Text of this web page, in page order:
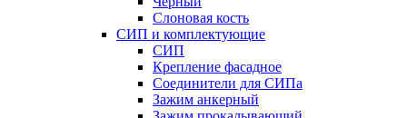
Слоновая кость
СИП и комплектующие
СИП
Крепление фасадное
Соединители для СИПа
Зажим анкерный